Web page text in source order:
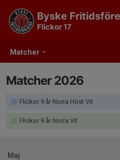
Matcher
Byske
Flickor 17
Matcher 2026
Flickor 9 år Norra Höst Vit
Flickor 9 år Norra Vit
Maj